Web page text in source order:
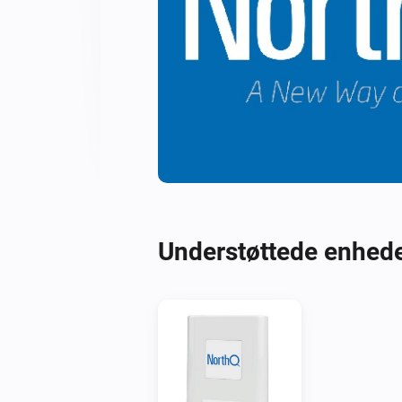
Understøttede